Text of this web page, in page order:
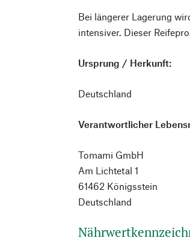
Bei längerer Lagerung
intensiver. Dieser
Ursprung / Herkunft:
Deutschland
Verantwortlicher
Tomami GmbH
Am Lichtetal 1
61462 Königsstein
Deutschland